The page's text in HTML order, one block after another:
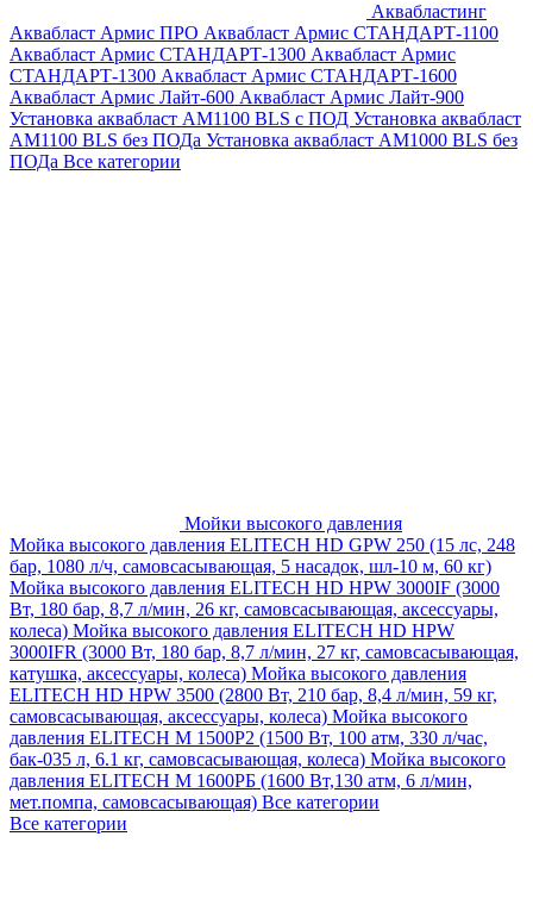
Аквабластинг
Аквабласт Армис ПРО Аквабласт Армис СТАНДАРТ-1100
Аквабласт Армис СТАНДАРТ-1300 Аквабласт Армис
СТАНДАРТ-1300 Аквабласт Армис СТАНДАРТ-1600
Аквабласт Армис Лайт-600 Аквабласт Армис Лайт-900
Установка аквабласт AM1100 BLS с ПОД Установка аквабласт
AM1100 BLS без ПОДа Установка аквабласт AM1000 BLS без
ПОДа Все категории
Мойки высокого давления
Мойка высокого давления ELITECH HD GPW 250 (15 лс, 248
бар, 1080 л/ч, самовсасывающая, 5 насадок, шл-10 м, 60 кг)
Мойка высокого давления ELITECH HD HPW 3000IF (3000
Вт, 180 бар, 8,7 л/мин, 26 кг, самовсасывающая, аксессуары,
колеса) Мойка высокого давления ELITECH HD HPW
3000IFR (3000 Вт, 180 бар, 8,7 л/мин, 27 кг, самовсасывающая,
катушка, аксессуары, колеса) Мойка высокого давления
ELITECH HD HPW 3500 (2800 Вт, 210 бар, 8,4 л/мин, 59 кг,
самовсасывающая, аксессуары, колеса) Мойка высокого
давления ELITECH M 1500P2 (1500 Вт, 100 атм, 330 л/час,
бак-035 л, 6.1 кг, самовсасывающая, колеса) Мойка высокого
давления ELITECH М 1600РБ (1600 Вт,130 атм, 6 л/мин,
мет.помпа, самовсасывающая) Все категории
Все категории